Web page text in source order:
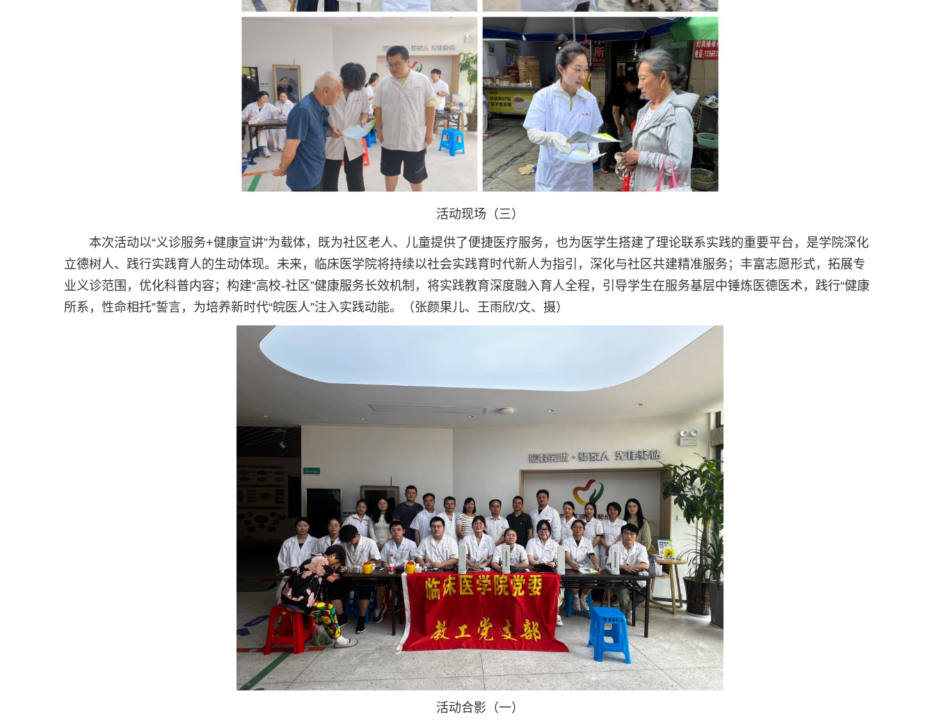
活动现场（三）
本次活动以“义诊服务+健康宣讲”为载体，既为社区老人、儿童提供了便捷医疗服务，也为医学生搭建了理论联系实践的重要平台，是学院深化
立德树人、践行实践育人的生动体现。未来，临床医学院将持续以社会实践育时代新人为指引，深化与社区共建精准服务；丰富志愿形式，拓展专
业义诊范围，优化科普内容；构建“高校-社区”健康服务长效机制，将实践教育深度融入育人全程，引导学生在服务基层中锤炼医德医术，践行“健康
所系，性命相托”誓言，为培养新时代“皖医人”注入实践动能。
（张颜果儿、王雨欣/文、摄）
活动合影（一）